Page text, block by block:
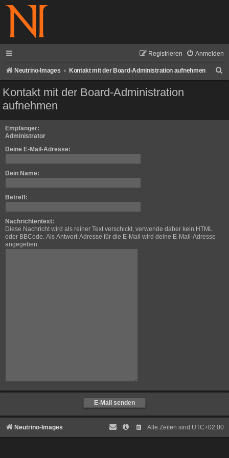
Anmelden
Registrieren
Neutrino-Images Kontakt mit der Board-Administration aufnehmen
Kontakt mit der Board-Administration
aufnehmen
Empfänger:
Administrator
Deine E-Mail-Adresse:
Dein Name:
Betreff:
Nachrichtentext:
Diese Nachricht wird als reiner Text verschickt, verwende daher kein HTML
oder BBCode. Als Antwort-Adresse für die E-Mail wird deine E-Mail-Adresse
angegeben.
Neutrino-Images Alle Zeiten sind UTC+02:00